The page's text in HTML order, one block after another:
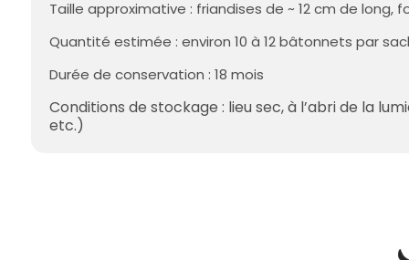
Taille approximative : friandises de ~ 12 cm de long,
Quantité estimée : environ 10 à 12 bâtonnets par
Durée de conservation : 18 mois
Conditions de stockage : lieu sec, à l’abri de la
etc.)